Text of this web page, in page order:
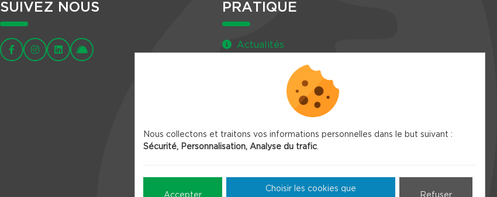
SUIVEZ NOUS PRATIQUE
Actualités
Newsletter
Nous collectons et traitons vos informations personnelles dans le but suivant :
Sécurité, Personnalisation, Analyse du trafic.
Accepter Refuser
Choisir les cookies que